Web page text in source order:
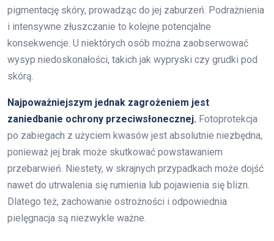
pigmentację skóry, prowadząc do jej zaburzeń. Podrażnienia
i intensywne złuszczanie to kolejne potencjalne
konsekwencje. U niektórych osób można zaobserwować
wysyp niedoskonałości, takich jak wypryski czy grudki pod
skórą.
Najpoważniejszym jednak zagrożeniem jest
zaniedbanie ochrony przeciwsłonecznej. Fotoprotekcja
po zabiegach z użyciem kwasów jest absolutnie niezbędna,
ponieważ jej brak może skutkować powstawaniem
przebarwień. Niestety, w skrajnych przypadkach może dojść
nawet do utrwalenia się rumienia lub pojawienia się blizn.
Dlatego też, zachowanie ostrożności i odpowiednia
pielęgnacja są niezwykle ważne.